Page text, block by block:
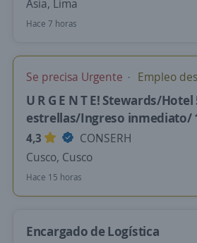
Asia, Lima
Hace 7 horas
Se precisa Urgente Empleo
U R G E N T E! Stewards/Hotel
estrellas/Ingreso inmediato/
4,3
CONSERH
Cusco, Cusco
Hace 15 horas
Encargado de Logística